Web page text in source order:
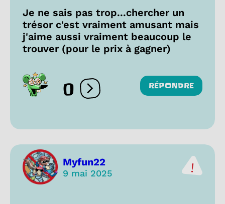
Je ne sais pas trop...chercher un
trésor c'est vraiment amusant mais
j'aime aussi vraiment beaucoup le
trouver (pour le prix à gagner)
0 Ouvrir les réactions
RÉPONDRE
Myfun22
9 mai 2025